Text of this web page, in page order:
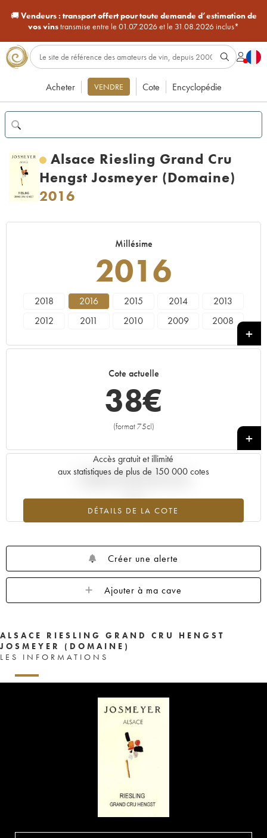
🚚Vendeurs : transport offert pour toute demande d’estimation de
vos vinstransmise entre le 01.07.2026 et le 31.08.2026 inclus*
Acheter VENDRE Cote Encyclopédie
Alsace Riesling Grand Cru
Hengst Josmeyer (Domaine)
2016
Millésime
2016
2018 2016 2015 2014
2013
2012
2011 2010 2009
2008
Cote actuelle
38€
(format 75cl)
+
Accès gratuit et illimité
aux statistiques de plus de 150 000 cotes
DÉTAILS DE LA COTE
Tendance actuelle de la cote
Créer une alerte
Ajouter à ma cave
ALSACE RIESLING GRAND CRU HENGST
JOSMEYER (DOMAINE)
LES INFORMATIONS